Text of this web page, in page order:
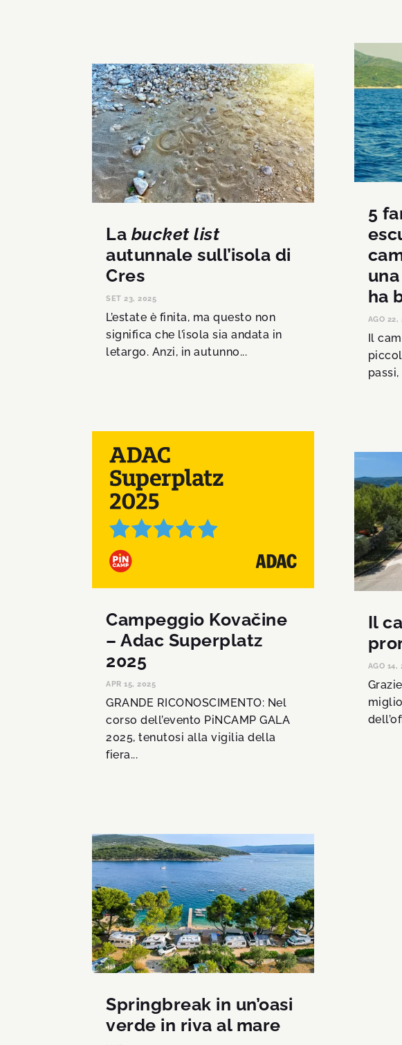
La bucket list
autunnale sull’isola di
Cres
SET 23, 2025
L’estate è finita, ma questo non
significa che l’isola sia andata in
letargo. Anzi, in autunno...
Campeggio Kovačine
– Adac Superplatz
2025
APR 15, 2025
GRANDE RICONOSCIMENTO: Nel
corso dell’evento PiNCAMP GALA
2025, tenutosi alla vigilia della
fiera...
Springbreak in un’oasi
verde in riva al mare
5
ha
AGO 22,
Il
Il
AGO 14,